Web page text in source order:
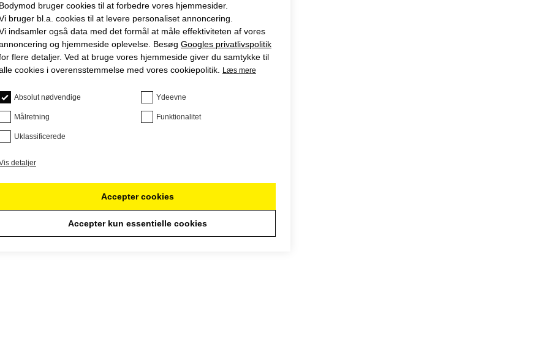
bruger cookies til at forbedre vores hjemmesider.
bruger bl.a. cookies til at levere personaliset annoncering.
indsamler også data med det formål at måle effektiviteten af ​​vores
og hjemmeside oplevelse. Besøg Googles privatlivspolitik
flere detaljer. Ved at bruge vores hjemmeside giver du samtykke til
cookies i overensstemmelse med vores cookiepolitik.
Læs mere
Absolut nødvendige Ydeevne
Målretning Funktionalitet
Uklassificerede
detaljer
Accepter cookies
Accepter kun essentielle cookies